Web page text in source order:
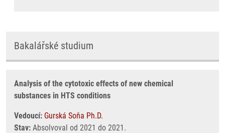
Bakalářské studium
Analysis of the cytotoxic effects of new chemical
substances in HTS conditions
Vedoucí: Gurská Soňa Ph.D.
Stav: Absolvoval od 2021 do 2021.